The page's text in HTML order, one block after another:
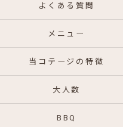
よくある質問
メニュー
当コテージの特徴
大人数
BBQ